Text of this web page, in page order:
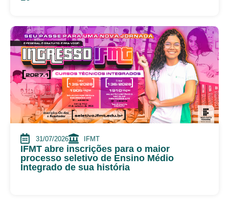
31/07/2026 IFMT
IFMT abre inscrições para o maior
processo seletivo de Ensino Médio
Integrado de sua história